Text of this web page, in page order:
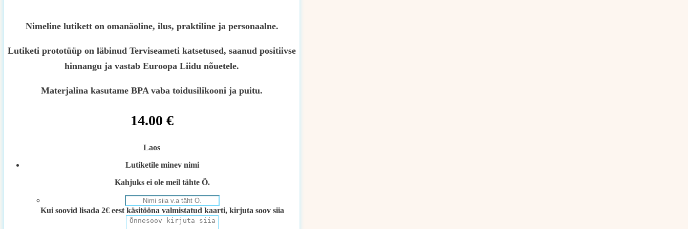
Nimeline lutikett on omanäoline, ilus, praktiline ja personaalne.
Lutiketi prototüüp on läbinud Terviseameti katsetused, saanud positiivse
hinnangu ja vastab Euroopa Liidu nõuetele.
Materjalina kasutame BPA vaba toidusilikooni ja puitu.
14.00 €
Laos
Lutiketile minev nimi
Kahjuks ei ole meil tähte Õ.
Kui soovid lisada 2€ eest käsitööna valmistatud kaarti, kirjuta soov siia